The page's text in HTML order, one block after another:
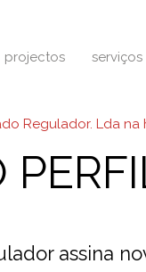
projectos serviços
assina